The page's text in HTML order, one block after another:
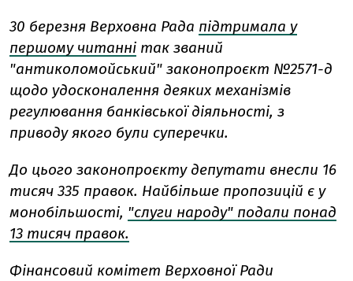
30 березня Верховна Рада підтримала у
першому читанні так званий
"антиколомойський" законопроєкт №2571-д
щодо удосконалення деяких механізмів
регулювання банківської діяльності, з
приводу якого були суперечки.
До цього законопроєкту депутати внесли 16
тисяч 335 правок. Найбільше пропозицій є у
монобільшості, "слуги народу" подали понад
13 тисяч правок.
Фінансовий комітет Верховної Ради